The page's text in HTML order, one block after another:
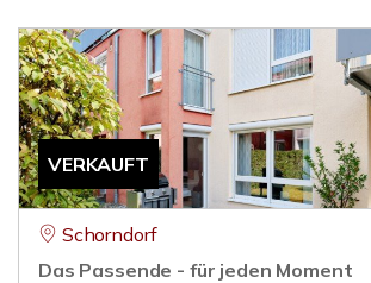
VERKAUFT
Schorndorf
Das Passende - für jeden Moment